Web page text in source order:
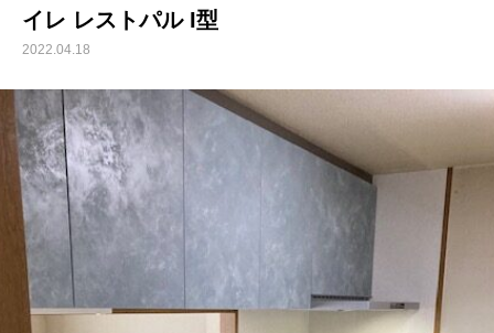
イレ レストパル I型
2022.04.18